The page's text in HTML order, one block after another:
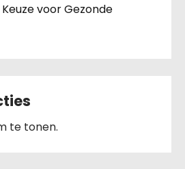
voor Gezonde
te tonen.